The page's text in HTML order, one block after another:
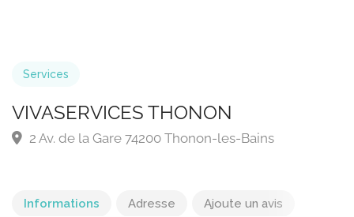
Services
VIVASERVICES THONON
2 Av. de la Gare 74200 Thonon-les-Bains
Informations Adresse Ajoute un avis